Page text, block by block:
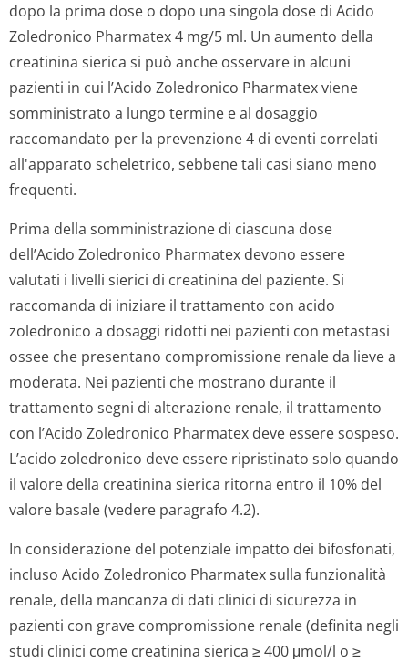
dopo la prima dose o dopo una singola dose di Acido
Zoledronico Pharmatex 4 mg/5 ml. Un aumento della
creatinina sierica si può anche osservare in alcuni
pazienti in cui l’Acido Zoledronico Pharmatex viene
somministrato a lungo termine e al dosaggio
raccomandato per la prevenzione 4 di eventi correlati
all'apparato scheletrico, sebbene tali casi siano meno
frequenti.
Prima della somministrazione di ciascuna dose
dell’Acido Zoledronico Pharmatex devono essere
valutati i livelli sierici di creatinina del paziente. Si
raccomanda di iniziare il trattamento con acido
zoledronico a dosaggi ridotti nei pazienti con metastasi
ossee che presentano compromissione renale da lieve a
moderata. Nei pazienti che mostrano durante il
trattamento segni di alterazione renale, il trattamento
con l’Acido Zoledronico Pharmatex deve essere sospeso.
L’acido zoledronico deve essere ripristinato solo quando
il valore della creatinina sierica ritorna entro il 10% del
valore basale (vedere paragrafo 4.2).
In considerazione del potenziale impatto dei bifosfonati,
incluso Acido Zoledronico Pharmatex sulla funzionalità
renale, della mancanza di dati clinici di sicurezza in
pazienti con grave compromissione renale (definita negli
studi clinici come creatinina sierica ≥ 400 μmol/l o ≥